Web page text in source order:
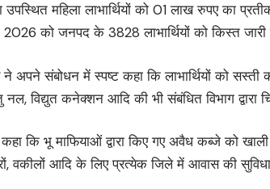
उपस्थित महिला लाभार्थियों को 01 लाख रुपए का
2026 को जनपद के 3828 लाभार्थियों को किस्त
ने अपने संबोधन में स्पष्ट कहा कि लाभार्थियों को
विद्युत कनेक्शन आदि की भी संबंधित विभाग द्वारा
कि भू माफियाओं द्वारा किए गए अवैध कब्जे को
वकीलों आदि के लिए प्रत्येक जिले में आवास की